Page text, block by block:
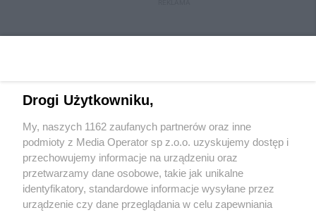
Wydawca mediówlokalnych
Drogi Użytkowniku,
My, naszych 1162 zaufanych partnerów oraz inne
podmioty z Media Operator sp z.o.o. uzyskujemy dostęp i
przechowujemy informacje na urządzeniu oraz
przetwarzamy dane osobowe, takie jak unikalne
identyfikatory, standardowe informacje wysyłane przez
urządzenie czy dane przeglądania w celu zapewniania